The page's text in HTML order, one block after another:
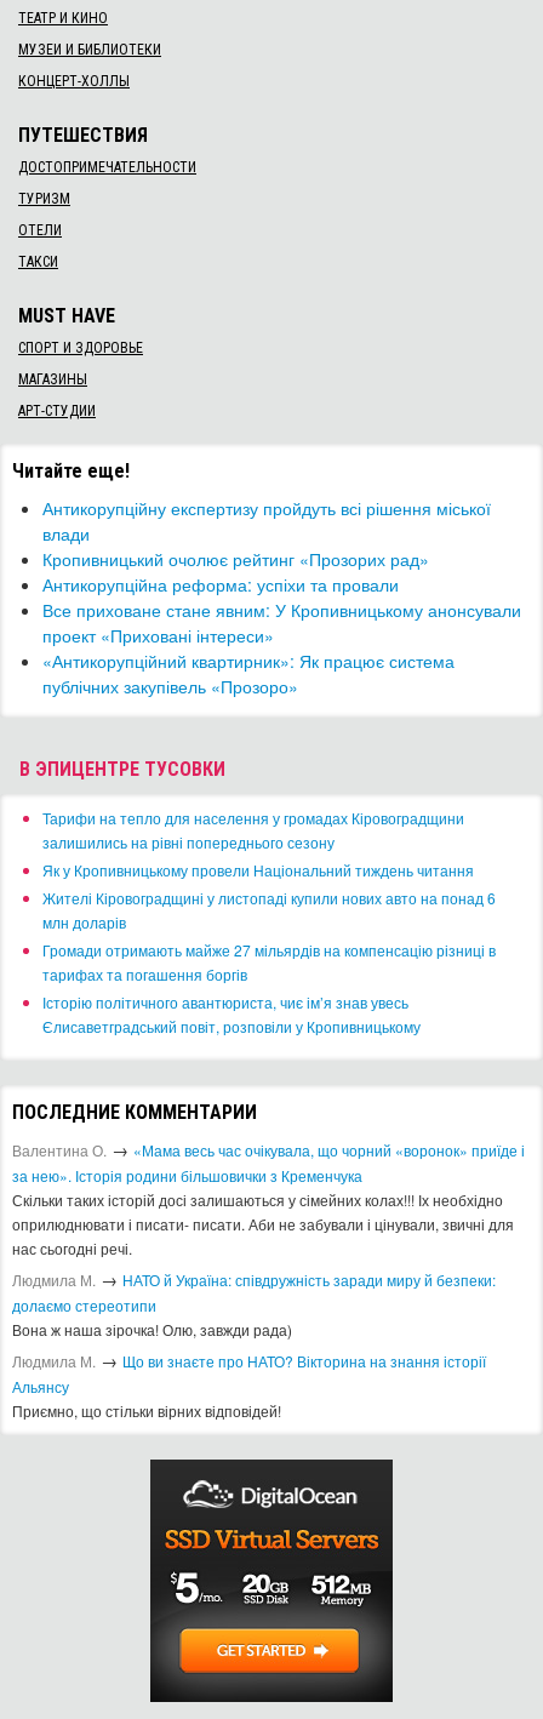
ТЕАТР И КИНО
МУЗЕИ И БИБЛИОТЕКИ
КОНЦЕРТ-ХОЛЛЫ
ПУТЕШЕСТВИЯ
ДОСТОПРИМЕЧАТЕЛЬНОСТИ
ТУРИЗМ
ОТЕЛИ
ТАКСИ
MUST HAVE
СПОРТ И ЗДОРОВЬЕ
МАГАЗИНЫ
АРТ-СТУДИИ
Читайте еще!
Антикорупційну експертизу пройдуть всі рішення міської
влади
Кропивницький очолює рейтинг «Прозорих рад»
Антикорупційна реформа: успіхи та провали
​Все приховане стане явним: У Кропивницькому анонсували
проект «Приховані інтереси»
«Антикорупційний квартирник»: Як працює система
публічних закупівель «Прозоро»
В ЭПИЦЕНТРЕ ТУСОВКИ
​Тарифи на тепло для населення у громадах Кіровоградщини
залишились на рівні попереднього сезону
​Як у Кропивницькому провели Національний тиждень читання
​Жителі Кіровоградщині у листопаді купили нових авто на понад 6
млн доларів
​Громади отримають майже 27 мільярдів на компенсацію різниці в
тарифах та погашення боргів
Історію політичного авантюриста, чиє ім’я знав увесь
Єлисаветградський повіт, розповіли у Кропивницькому
ПОСЛЕДНИЕ КОММЕНТАРИИ
Валентина О. → «Мама весь час очікувала, що чорний «воронок» приїде і
за нею». Історія родини більшовички з Кременчука
Скільки таких історій досі залишаються у сімейних колах!!! Іх необхідно
оприлюднювати і писати- писати. Аби не забували і цінували, звичні для
нас сьогодні речі.
Людмила М. → ​НАТО й Україна: співдружність заради миру й безпеки:
долаємо стереотипи
Вона ж наша зірочка! Олю, завжди рада)
Людмила М. → Що ви знаєте про НАТО? Вікторина на знання історії
Альянсу ​
Приємно, що стільки вірних відповідей!